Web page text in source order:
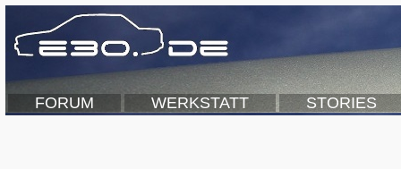
FORUM WERKSTATT STORIES